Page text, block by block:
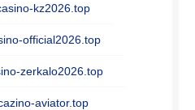
kz2026.top
official2026.top
zerkalo2026.top
aviator.top